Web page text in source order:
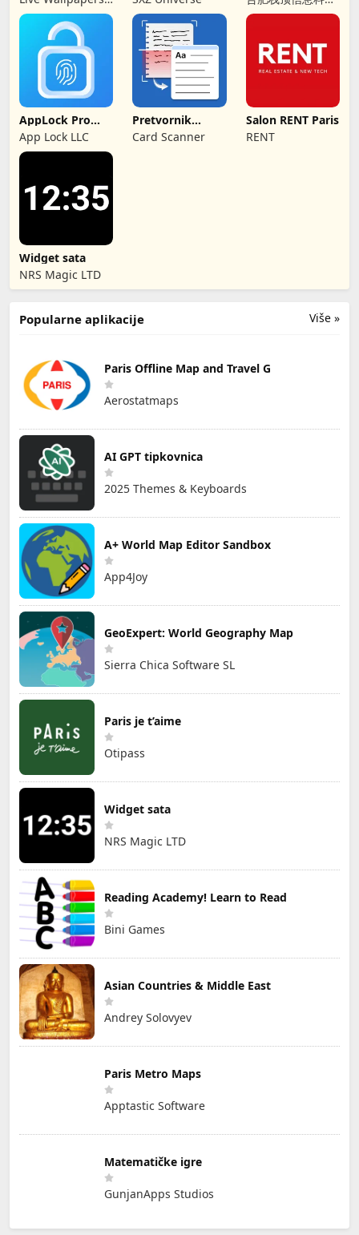
by Wave Studio
有限公司
AppLock Pro
Zakljucavanje
App
App Lock LLC
Pretvornik
Rukopisa u
Tekst
Card Scanner
Salon RENT Paris
RENT
Widget sata
NRS Magic LTD
Više »
Popularne aplikacije
Paris Offline Map and Travel G
Aerostatmaps
AI GPT tipkovnica
2025 Themes & Keyboards
A+ World Map Editor Sandbox
App4Joy
GeoExpert: World Geography Map
Sierra Chica Software SL
Paris je t’aime
Otipass
Widget sata
NRS Magic LTD
Reading Academy! Learn to Read
Bini Games
Asian Countries & Middle East
Andrey Solovyev
Paris Metro Maps
Apptastic Software
Matematičke igre
GunjanApps Studios